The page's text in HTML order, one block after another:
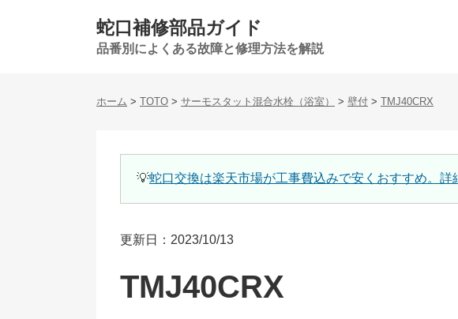
蛇口補修部品ガイド
品番別によくある故障と修理方法を解説
ホーム > TOTO > サーモスタット混合水栓（浴室） > 壁付 > TMJ40CRX
💡蛇口交換は楽天市場が工事費込みで安くおすすめ。詳
更新日：2023/10/13
TMJ40CRX